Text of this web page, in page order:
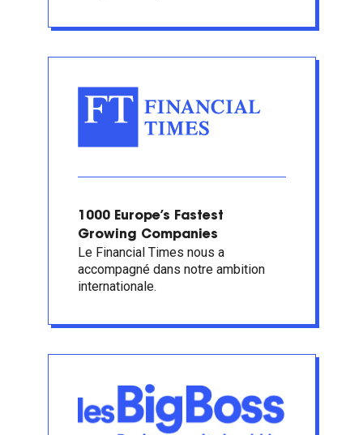
1000 Europe’s Fastest
Growing Companies
Le Financial Times nous a
accompagné dans notre ambition
internationale.